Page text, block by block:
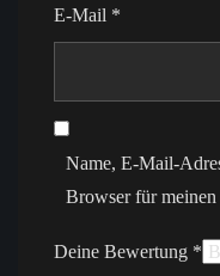
E-Mail *
Name, E-Mail-
Browser für meinen
Deine Bewertung *